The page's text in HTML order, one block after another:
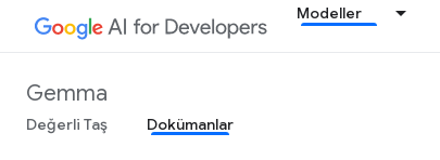
Modeller
Gemma
Değerli Taş Dokümanlar